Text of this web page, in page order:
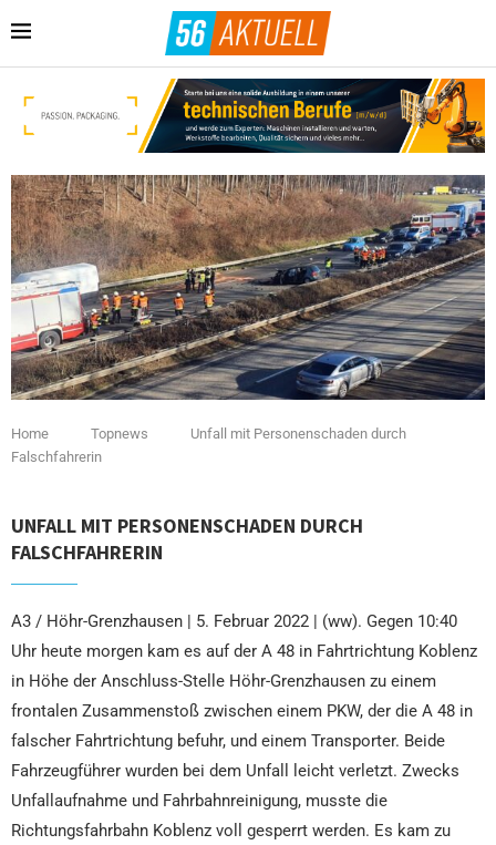
Home Topnews
Unfall mit Personenschaden durch
Falschfahrerin
UNFALL MIT PERSONENSCHADEN DURCH
FALSCHFAHRERIN
A3 / Höhr-Grenzhausen | 5. Februar 2022 | (ww). Gegen 10:40
Uhr heute morgen kam es auf der A 48 in Fahrtrichtung Koblenz
in Höhe der Anschluss-Stelle Höhr-Grenzhausen zu einem
frontalen Zusammenstoß zwischen einem PKW, der die A 48 in
falscher Fahrtrichtung befuhr, und einem Transporter. Beide
Fahrzeugführer wurden bei dem Unfall leicht verletzt. Zwecks
Unfallaufnahme und Fahrbahnreinigung, musste die
Richtungsfahrbahn Koblenz voll gesperrt werden. Es kam zu